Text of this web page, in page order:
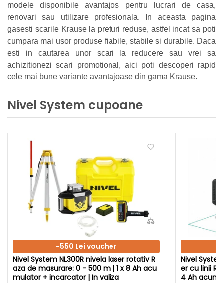
modele disponibile avantajos pentru lucrari de casa,
renovari sau utilizare profesionala. In aceasta pagina
gasesti scarile Krause la preturi reduse, astfel incat sa poti
cumpara mai usor produse fiabile, stabile si durabile. Daca
esti in cautarea unor scari la reducere sau vrei sa
achizitionezi scari promotional, aici poti descoperi rapid
cele mai bune variante avantajoase din gama Krause.
Nivel System cupoane
-550 Lei voucher
Nivel System NL300R nivela laser rotativ R
aza de masurare: 0 - 500 m | 1 x 8 Ah acu
mulator + incarcator | In valiza
Nivel
er cu linii
4 Ah